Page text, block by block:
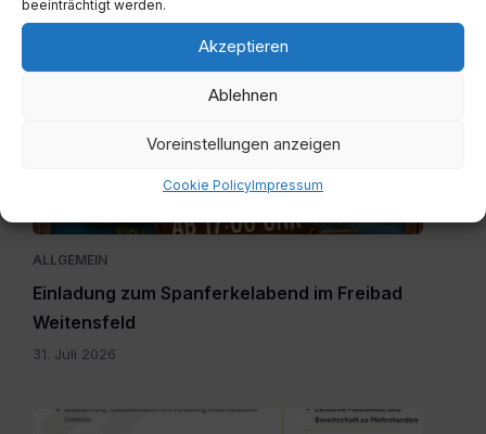
beeinträchtigt werden.
Akzeptieren
Ablehnen
Voreinstellungen anzeigen
Cookie PolicyImpressum
Eröffnung Imbissstube Weitensfeld
ALLGEMEIN
Einladung zum Spanferkelabend im Freibad
Weitensfeld
31. Juli 2026
Personalpool